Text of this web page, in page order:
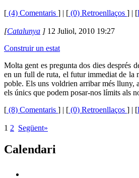
[ (4) Comentaris ] | [ (0) Retroenllaços ] | [
[Catalunya ] 12 Juliol, 2010 19:27
Construir un estat
Molta gent es pregunta dos dies després
en un full de ruta, el futur immediat de la
poble. Els uns voldrien arribar més lluny,
els únics que podem posar-nos límits als
[ (8) Comentaris ] | [ (0) Retroenllaços ] | [
1 2 Següent»
Calendari